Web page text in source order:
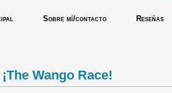
Sobre mí/contacto Reseñas
¡The Wango Race!